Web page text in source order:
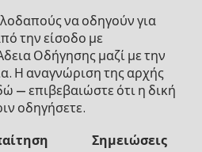
να οδηγούν για
την είσοδο με
Οδήγησης μαζί με την
Η αναγνώριση της αρχής
— επιβεβαιώστε ότι η δική
οδηγήσετε.
Σημειώσεις